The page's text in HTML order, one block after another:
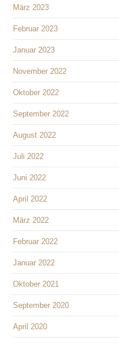
März 2023
Februar 2023
Januar 2023
November 2022
Oktober 2022
September 2022
August 2022
Juli 2022
Juni 2022
April 2022
März 2022
Februar 2022
Januar 2022
Oktober 2021
September 2020
April 2020